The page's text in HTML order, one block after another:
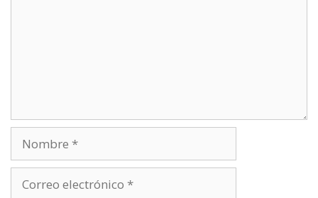
Nombre
Correo
electrónico